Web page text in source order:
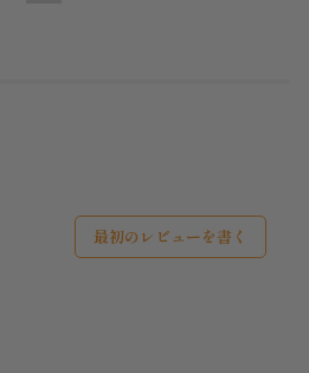
最初のレビューを書く